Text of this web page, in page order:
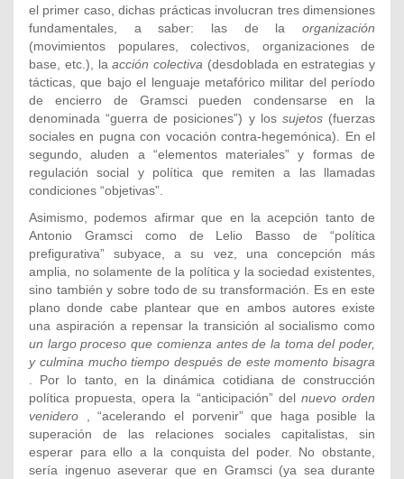
el primer caso, dichas prácticas involucran tres dimensiones
fundamentales, a saber: las de la organización
(movimientos populares, colectivos, organizaciones de
base, etc.), laacción colectiva (desdoblada en estrategias y
tácticas, que bajo el lenguaje metafórico militar del período
de encierro de Gramsci pueden condensarse en la
denominada “guerra de posiciones”) y los sujetos(fuerzas
sociales en pugna con vocación contra-hegemónica). En el
segundo, aluden a “elementos materiales” y formas de
regulación social y política que remiten a las llamadas
condiciones “objetivas”.
Asimismo, podemos afirmar que en la acepción tanto de
Antonio Gramsci como de Lelio Basso de “política
prefigurativa” subyace, a su vez, una concepción más
amplia, no solamente de la política y la sociedad existentes,
sino también y sobre todo de su transformación. Es en este
plano donde cabe plantear que en ambos autores existe
una aspiración a repensar la transición al socialismo como
un largo proceso que comienza antes de la toma del poder,
y culmina mucho tiempo después de este momento bisagra
. Por lo tanto, en la dinámica cotidiana de construcción
política propuesta, opera la “anticipación” del nuevo orden
venidero , “acelerando el porvenir” que haga posible la
superación de las relaciones sociales capitalistas, sin
esperar para ello a la conquista del poder. No obstante,
sería ingenuo aseverar que en Gramsci (ya sea durante